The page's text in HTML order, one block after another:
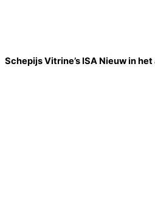
Schepijs Vitrine’s ISA Nieuw in